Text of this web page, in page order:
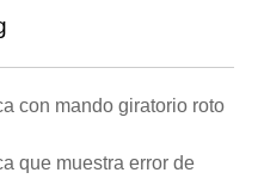
con mando giratorio roto
que muestra error de